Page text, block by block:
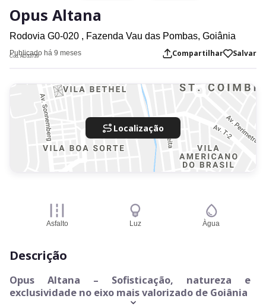
Opus Altana
Rodovia G0-020 , Fazenda Vau das Pombas, Goiânia
Publicado há 9 meses
Cod. AD33739 Compartilhar Salvar
Localização
Asfalto Luz Àgua
Descrição
Opus Altana – Sofisticação, natureza e
exclusividade no eixo mais valorizado de Goiânia